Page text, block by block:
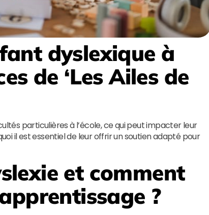
dyslexique à
de ‘Les Ailes de
particulières à l’école, ce qui peut impacter leur
il est essentiel de leur offrir un soutien adapté pour
et comment
?